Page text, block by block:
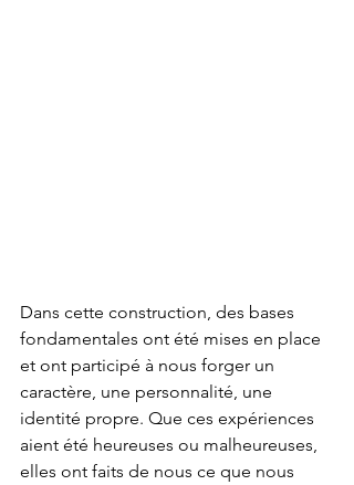
Dans cette construction, des bases
fondamentales ont été mises en place
et ont participé à nous forger un
caractère, une personnalité, une
identité propre. Que ces expériences
aient été heureuses ou malheureuses,
elles ont faits de nous ce que nous